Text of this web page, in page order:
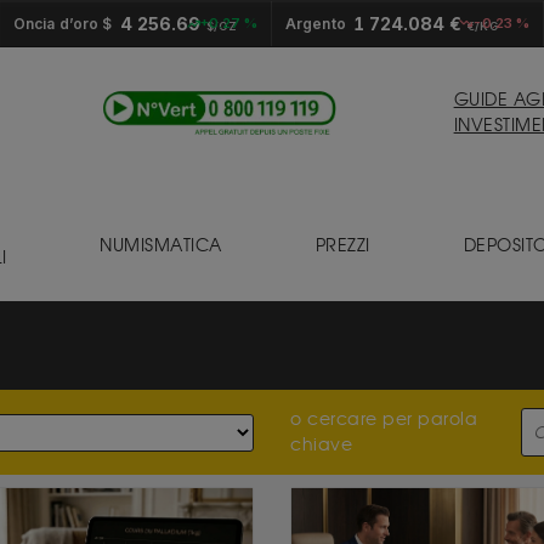
Oncia d’oro $ 4 256.69$/OZ
+0.27 % Argento 1 724.084 €€/KG
-0.23 %
GUIDE
NUMISMATICA PREZZI
o cercare per parola
chiave